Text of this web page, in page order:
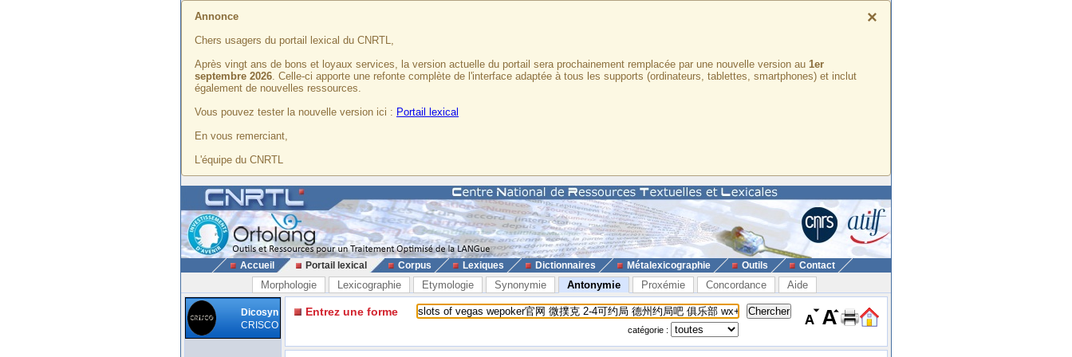
×
Annonce
Chers usagers du portail lexical du CNRTL,
Après vingt ans de bons et loyaux services, la version actuelle du portail sera prochainement remplacée par une nouvelle version au 1er
septembre 2026. Celle-ci apporte une refonte complète de l'interface adaptée à tous les supports (ordinateurs, tablettes, smartphones) et inclut
également de nouvelles ressources.
Vous pouvez tester la nouvelle version ici : Portail lexical
En vous remerciant,
L'équipe du CNRTL
Accueil Portail lexical Corpus Lexiques Dictionnaires Métalexicographie Outils Contact
Morphologie Lexicographie Etymologie Synonymie Antonymie Proxémie Concordance Aide
Dicosyn
CRISCO
Entrez une forme
catégorie :